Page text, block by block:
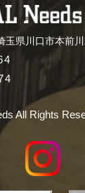
玉県川口市本前
All Rights